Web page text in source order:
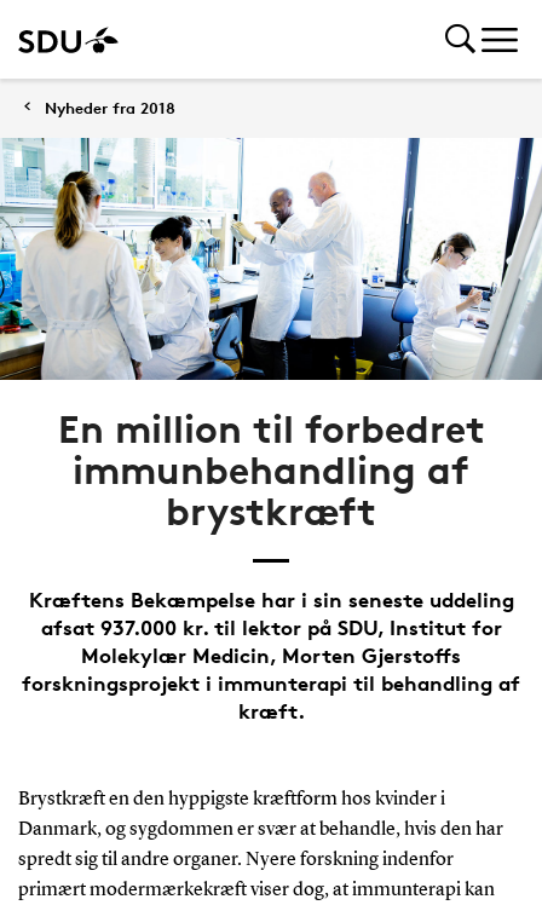
Nyheder fra 2018
En million til forbedret
immunbehandling af
brystkræft
Kræftens Bekæmpelse har i sin seneste uddeling
afsat 937.000 kr. til lektor på SDU, Institut for
Molekylær Medicin, Morten Gjerstoffs
forskningsprojekt i immunterapi til behandling af
kræft.
Brystkræft en den hyppigste kræftform hos kvinder i
Danmark, og sygdommen er svær at behandle, hvis den har
spredt sig til andre organer. Nyere forskning indenfor
primært modermærkekræft viser dog, at immunterapi kan